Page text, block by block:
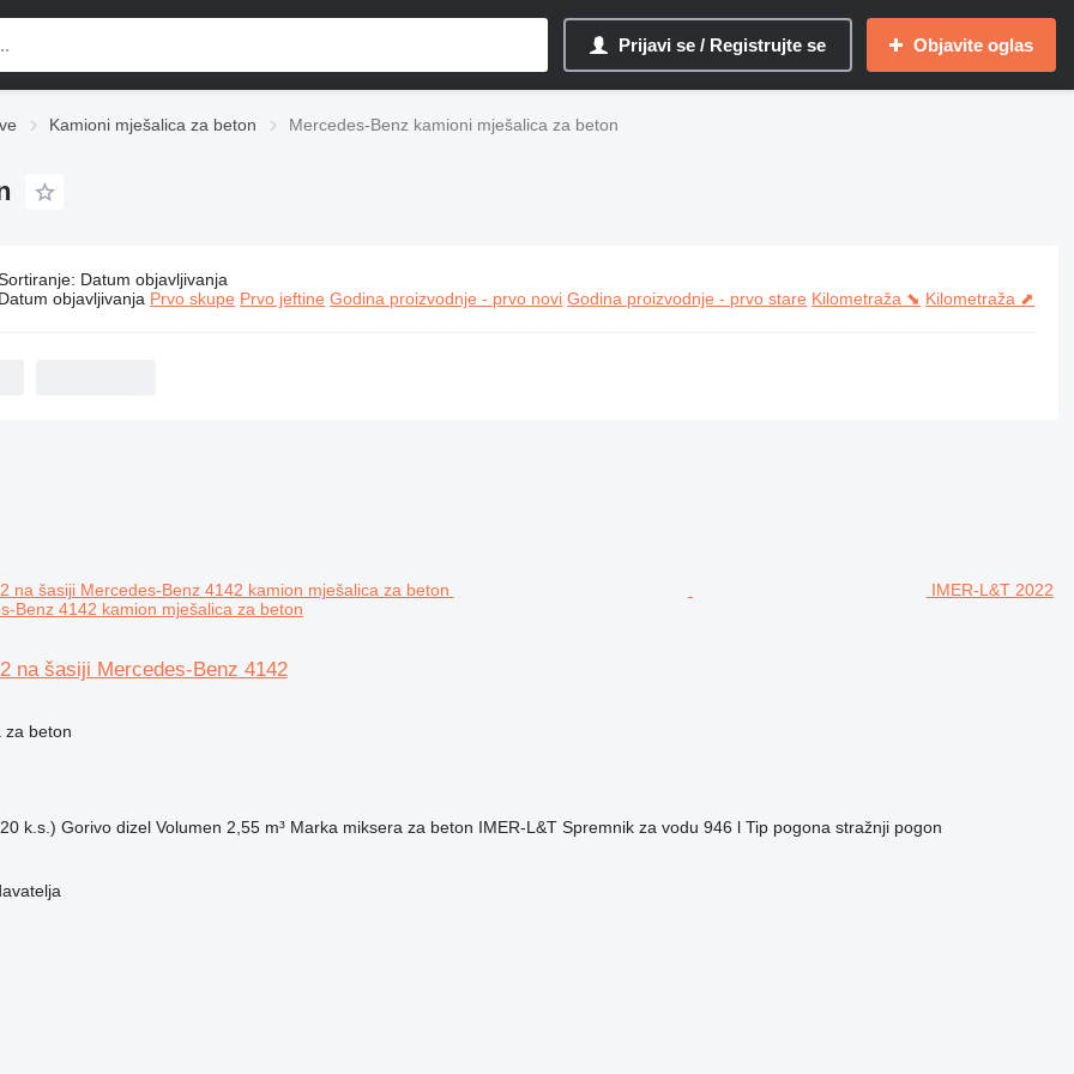
Prijavi se / Registrujte se Objavite oglas
Kamioni mješalica za beton Mercedes-Benz kamioni mješalica za beton
Mercedes-Benz kamioni mješalica za beton
: Datum objavljivanja
Datum objavljivanja Prvo skupe Prvo jeftine Godina proizvodnje - prvo novi Godina proizvodnje - prvo stare Kilometraža ⬊ Kilometraža ⬈
IMER-L&T 2022
Benz 4142 kamion mješalica za beton
na šasiji Mercedes-Benz 4142
za beton
k.s.) Gorivo dizel Volumen 2,55 m³ Marka miksera za beton IMER-L&T Spremnik za vodu 946 l Tip pogona stražnji pogon